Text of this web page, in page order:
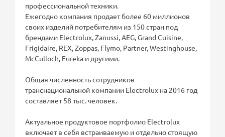
профессиональной техники.
Ежегодно компания продает более 60 миллионов
своих изделий потребителям из 150 стран под
брендами Electrolux, Zanussi, AEG, Grand Cuisine,
Frigidaire, REX, Zoppas, Flymo, Partner, Westinghouse,
McCulloch, Eureka и другими.
Общая численность сотрудников
транснациональной компании Electrolux на 2016 год
составляет 58 тыс. человек.
Актуальное продуктовое портфолио Electrolux
включает в себя встраиваемую и отдельно стоящую